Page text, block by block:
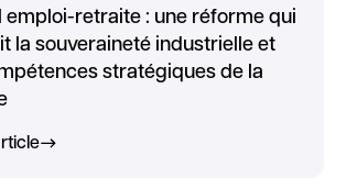
emploi-retraite : une réforme qui
la souveraineté industrielle et
stratégiques de la